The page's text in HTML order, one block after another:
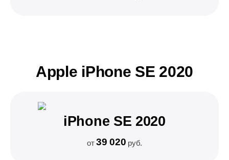
Apple iPhone SE 2020
iPhone SE 2020
от39 020 руб.